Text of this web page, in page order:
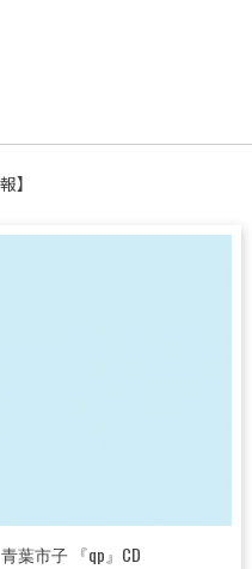
】
青葉市子 『qp』CD